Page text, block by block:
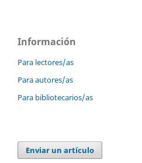
Información
Para lectores/as
Para autores/as
Para bibliotecarios/as
Enviar un artículo